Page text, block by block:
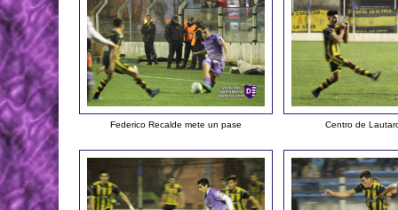
Federico Recalde mete un pase Centro de